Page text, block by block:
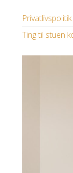
Privatlivspolitik
Ting til stuen